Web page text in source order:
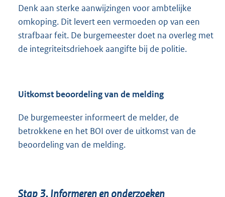
Denk aan sterke aanwijzingen voor ambtelijke
omkoping. Dit levert een vermoeden op van een
strafbaar feit. De burgemeester doet na overleg met
de integriteitsdriehoek aangifte bij de politie.
Uitkomst beoordeling van de melding
De burgemeester informeert de melder, de
betrokkene en het BOI over de uitkomst van de
beoordeling van de melding.
Stap 3. Informeren en onderzoeken